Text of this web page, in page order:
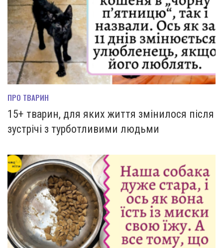
ПРО ТВАРИН
15+ тварин, для яких життя змінилося після
зустрічі з турботливими людьми